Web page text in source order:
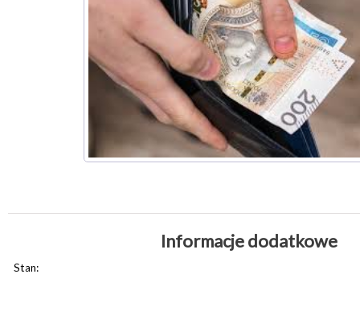
Informacje dodatkowe
Stan: